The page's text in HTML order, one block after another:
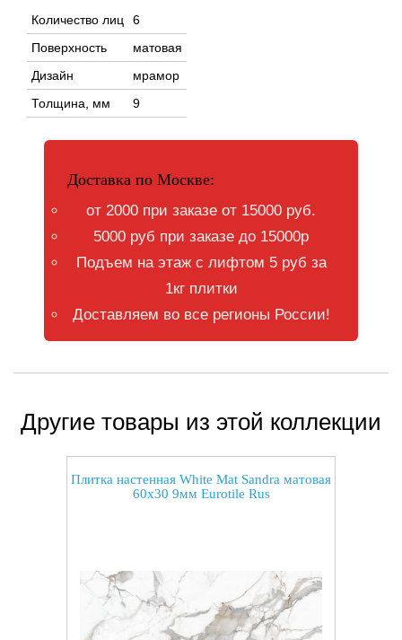
Количество лиц
6
Поверхность
матовая
Дизайн
мрамор
Толщина, мм
9
Доставка по Москве:
от 2000 при заказе от 15000 руб.
5000 руб при заказе до 15000р
Подъем на этаж с лифтом 5 руб за
1кг плитки
Доставляем во все регионы России!
Другие товары из этой коллекции
Плитка настенная White Mat Sandra матовая
60x30 9мм Eurotile Rus